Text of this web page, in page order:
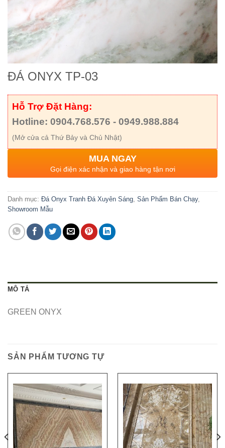
ĐÁ ONYX TP-03
Hỗ Trợ Đặt Hàng:
Hotline: 0904.768.576 - 0949.988.884
(Mở cửa cả Thứ Bảy và Chủ Nhật)
MUA NGAY
Gọi điện xác nhận và giao hàng tận nơi
Danh mục: Đá Onyx Tranh Đá Xuyên Sáng Sản Phẩm Bán Chạy,
Showroom Mẫu
MÔ TẢ
GREEN ONYX
SẢN PHẨM TƯƠNG TỰ